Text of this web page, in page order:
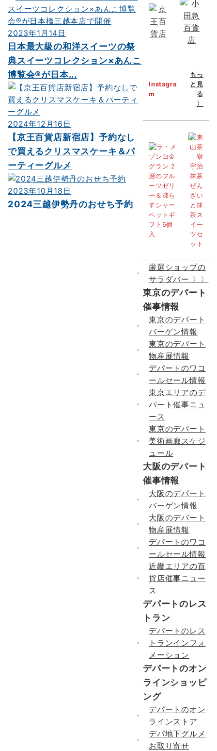
2023年1月14日
日本最大級の和洋スイーツの祭
典スイーツコレクション×あんこ
博覧会®が日本...
2024年12月16日
【京王百貨店新宿店】予約なし
で買えるクリスマスケーキ＆パ
ーティーグルメ
2023年10月18日
2024三越伊勢丹のおせち予約
Instagra
m
もっ
と見
る
〉
厳選ショップの
サラダバー 〉〉
東京のデパート
催事情報
東京のデパート
バーゲン情報
東京のデパート
物産展情報
デパートのワコ
ールセール情報
東京エリアのデ
パート催事ニュ
ース
東京のデパート
美術画廊スケジ
ュール
大阪のデパート
催事情報
大阪のデパート
バーゲン情報
大阪のデパート
物産展情報
デパートのワコ
ールセール情報
近畿エリアの百
貨店催事ニュー
ス
デパートのレス
トラン
デパートのレス
トランインフォ
メーション
デパートのオン
ラインショッピ
ング
デパートのオン
ラインストア
デパ地下グルメ
お取り寄せ